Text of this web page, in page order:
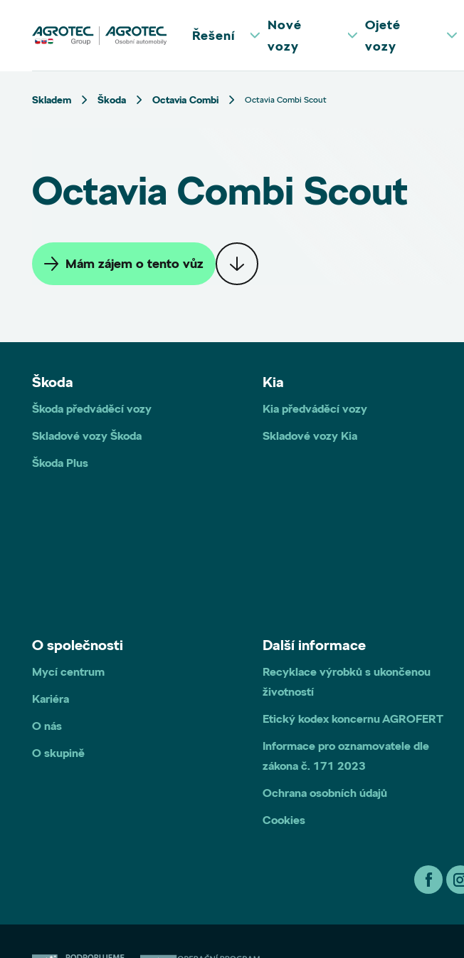
Řešení
Nové
vozy
Ojeté
vozy
Skladem Škoda Octavia Combi Octavia Combi Scout
Octavia Combi Scout
Mám zájem o tento vůz
Škoda
Škoda předváděcí vozy
Skladové vozy Škoda
Škoda Plus
Kia
Kia předváděcí vozy
Skladové vozy Kia
O společnosti
Mycí centrum
Kariéra
O nás
O skupině
Další informace
Recyklace výrobků s ukončenou
životností
Etický kodex koncernu AGROFERT
Informace pro oznamovatele dle
zákona č. 171 2023
Ochrana osobních údajů
Cookies